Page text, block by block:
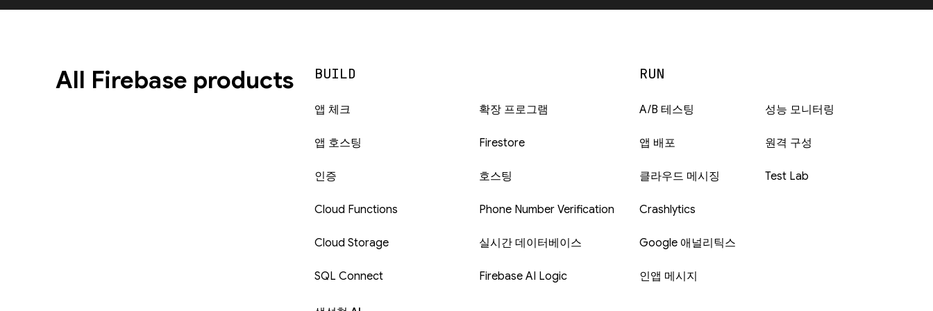
All Firebase products BUILD
앱 체크
앱 호스팅
인증
Cloud Functions
Cloud Storage
SQL Connect
확장 프로그램
Firestore
호스팅
Phone Number Verification
실시간 데이터베이스
Firebase AI Logic
RUN
A/B 테스팅
앱 배포
클라우드 메시징
Crashlytics
Google 애널리틱스
인앱 메시지
성능 모니터링
원격 구성
Test Lab